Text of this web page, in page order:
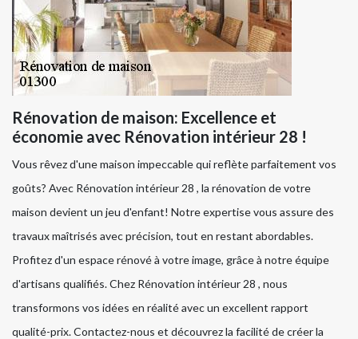
Rénovation de maison: Excellence et
économie avec Rénovation intérieur 28 !
Vous rêvez d'une maison impeccable qui reflète parfaitement vos
goûts? Avec Rénovation intérieur 28 , la rénovation de votre
maison devient un jeu d'enfant! Notre expertise vous assure des
travaux maîtrisés avec précision, tout en restant abordables.
Profitez d'un espace rénové à votre image, grâce à notre équipe
d'artisans qualifiés. Chez Rénovation intérieur 28 , nous
transformons vos idées en réalité avec un excellent rapport
qualité-prix. Contactez-nous et découvrez la facilité de créer la